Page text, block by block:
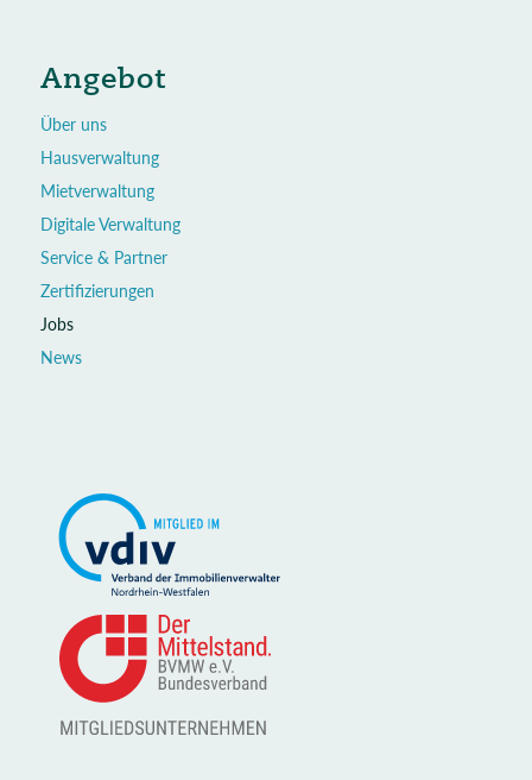
Angebot
Über uns
Hausverwaltung
Mietverwaltung
Digitale Verwaltung
Service & Partner
Zertifizierungen
Jobs
News